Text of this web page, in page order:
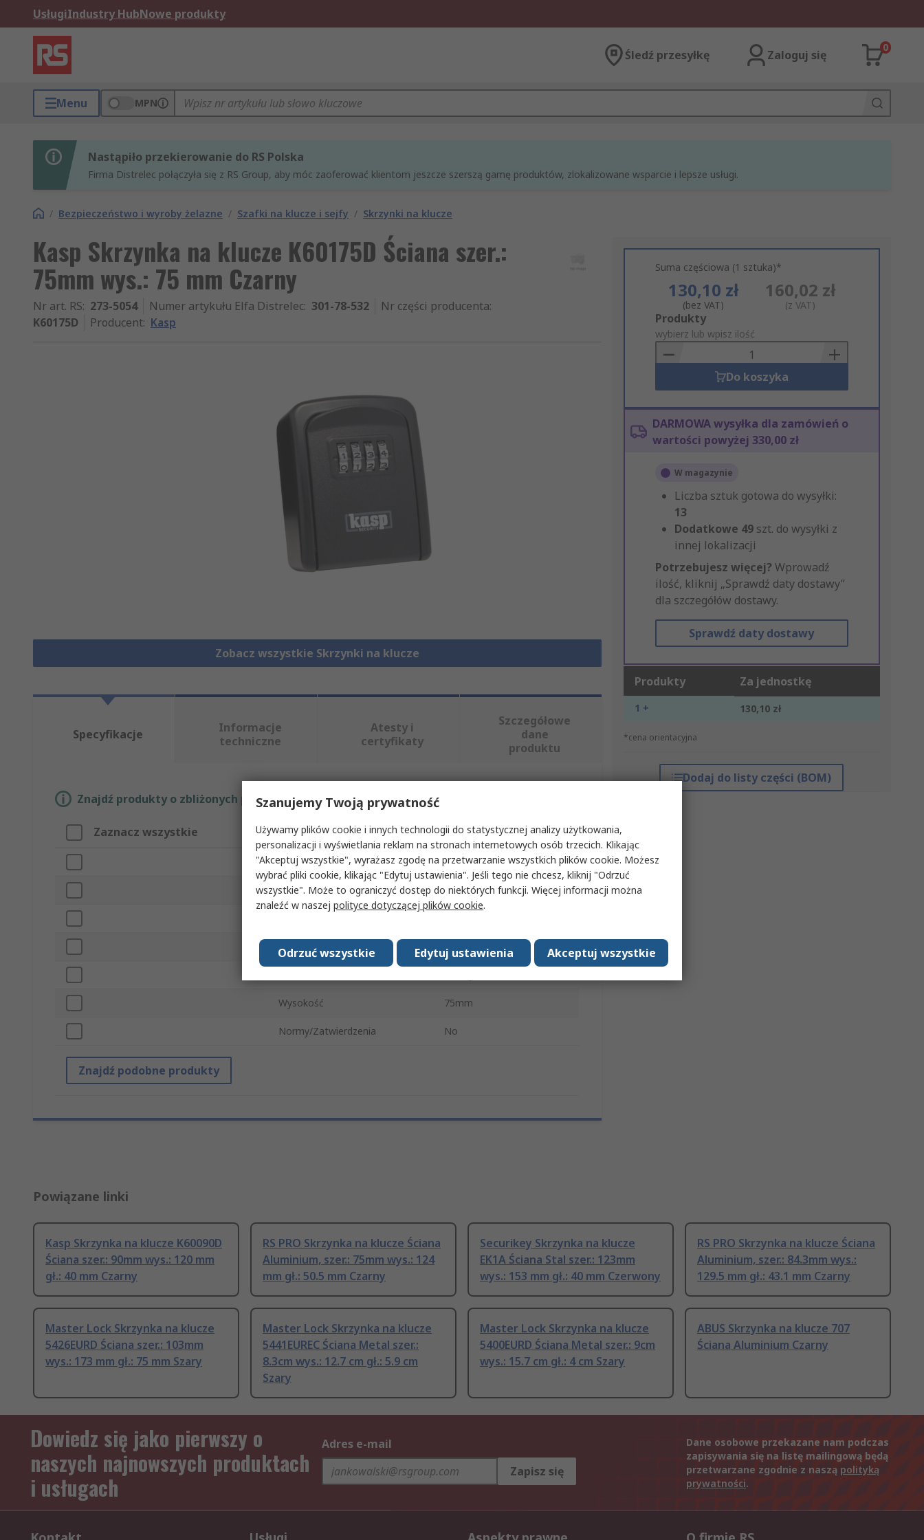
UsługiIndustry HubNowe produkty
Śledź przesyłkę Zaloguj się
0
Menu MPN
Nastąpiło przekierowanie do RS Polska
Firma Distrelec połączyła się z RS Group, aby móc zaoferować klientom jeszcze szerszą gamę produktów, zlokalizowane wsparcie i lepsze usługi.
/ Bezpieczeństwo i wyroby żelazne / Szafki na klucze i sejfy / Skrzynki na klucze
Kasp Skrzynka na klucze K60175D Ściana szer.:
75mm wys.: 75 mm Czarny
Nr art. RS: 273-5054 Numer artykułu Elfa Distrelec: 301-78-532 Nr części producenta:
K60175D
Producent: Kasp
Zobacz wszystkie Skrzynki na klucze
Suma częściowa (1 sztuka)*
130,10 zł
(bez VAT)
160,02 zł
(z VAT)
Add
to
Basket
Produkty
wybierz lub wpisz ilość
Do koszyka
DARMOWA wysyłka dla zamówień o
wartości powyżej 330,00 zł
W magazynie
Liczba sztuk gotowa do wysyłki:
13
Dodatkowe 49 szt. do wysyłki z
innej lokalizacji
Potrzebujesz więcej? Wprowadź
ilość, kliknij „Sprawdź daty dostawy”
dla szczegółów dostawy.
Sprawdź daty dostawy
Produkty Za jednostkę
1 + 130,10 zł
*cena orientacyjna
Dodaj do listy części (BOM)
Specyfikacje
Informacje
techniczne
Atesty i
certyfikaty
Szczegółowe
dane
produktu
Znajdź produkty o zbliżonych parametrach, wybierając jeden lub więcej atrybutów.
Zaznacz wszystkie Atrybut Wartość
Marka Kasp
Typ produktu Skrzynka na klucze
Typ montażu Ściana
Wysokość 75mm
Normy/Zatwierdzenia No
Znajdź podobne produkty
Powiązane linki
Kasp Skrzynka na klucze K60090D
Ściana szer.: 90mm wys.: 120 mm
gł.: 40 mm Czarny
RS PRO Skrzynka na klucze Ściana
Aluminium, szer.: 75mm wys.: 124
mm gł.: 50.5 mm Czarny
Securikey Skrzynka na klucze
EK1A Ściana Stal szer.: 123mm
wys.: 153 mm gł.: 40 mm Czerwony
RS PRO Skrzynka na klucze Ściana
Aluminium, szer.: 84.3mm wys.:
129.5 mm gł.: 43.1 mm Czarny
Master Lock Skrzynka na klucze
5426EURD Ściana szer.: 103mm
wys.: 173 mm gł.: 75 mm Szary
Master Lock Skrzynka na klucze
5441EUREC Ściana Metal szer.:
8.3cm wys.: 12.7 cm gł.: 5.9 cm
Szary
Master Lock Skrzynka na klucze
5400EURD Ściana Metal szer.: 9cm
wys.: 15.7 cm gł.: 4 cm Szary
ABUS Skrzynka na klucze 707
Ściana Aluminium Czarny
Dowiedz się jako pierwszy o
naszych najnowszych produktach
i usługach
Adres e-mail
Zapisz się
Dane osobowe przekazane nam podczas
zapisywania się na listę mailingową będą
przetwarzane zgodnie z naszą polityką
prywatności.
Szanujemy Twoją prywatność
Używamy plików cookie i innych technologii do statystycznej analizy użytkowania,
personalizacji i wyświetlania reklam na stronach internetowych osób trzecich. Klikając
"Akceptuj wszystkie", wyrażasz zgodę na przetwarzanie wszystkich plików cookie. Możesz
wybrać pliki cookie, klikając "Edytuj ustawienia". Jeśli tego nie chcesz, kliknij "Odrzuć
wszystkie". Może to ograniczyć dostęp do niektórych funkcji. Więcej informacji można
znaleźć w naszej polityce dotyczącej plików cookie.
Akceptuj wszystkie
Edytuj ustawienia
Odrzuć wszystkie